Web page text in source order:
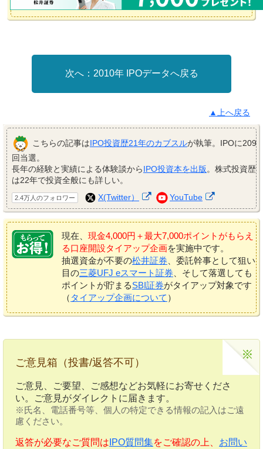
2010年 IPOデータへ戻る
▲上へ戻る
こちらの記事はIPO投資歴21年のカブスルが執筆。IPOに209
回当選。
長年の経験と実績による体験談からIPO投資本を出版。株式投資歴
は22年で投資全般にも詳しい。
2.4万人のフォロワー X(Twitter） YouTube
現在、 現金4,000円＋最大7,000ポイントがもらえ
る口座開設タイアップ企画を実施中です。
抽選資金が不要の松井証券、委託幹事として狙い
目の三菱UFJ eスマート証券、そして落選しても
ポイントが貯まるSBI証券がタイアップ対象です
（ タイアップ企画について ）
ご意見箱（投書/返答不可）
ご意見、ご要望、ご感想などお気軽にお寄せくださ
い。ご意見がダイレクトに届きます。
※氏名、電話番号等、個人の特定できる情報の記入はご遠
慮ください。
返答が必要なご質問は IPO質問集をご確認の上、 お問い